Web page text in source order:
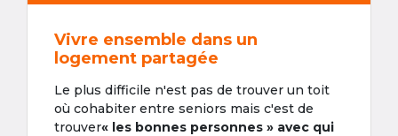
Vivre ensemble dans un
logement partagée
Le plus difficile n'est pas de trouver un toit
où cohabiter entre seniors mais c'est de
trouver« les bonnes personnes » avec qui